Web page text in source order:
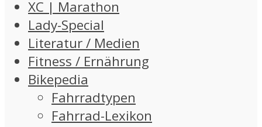
XC | Marathon
Lady-Special
Literatur / Medien
Fitness / Ernährung
Bikepedia
Fahrradtypen
Fahrrad-Lexikon